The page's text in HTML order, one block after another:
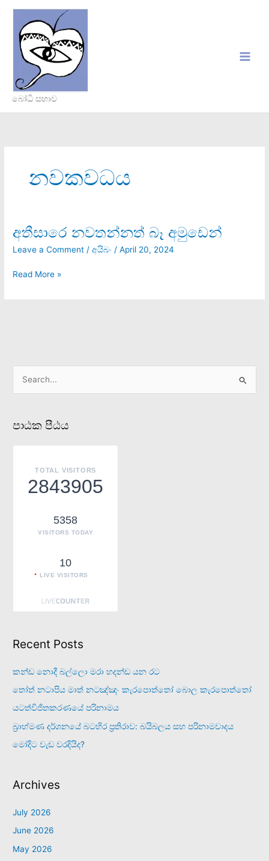
content
බෝධි සභාව
නවකවධය‍
අතීසාරෙ නවතන්නත් බෑ අමුඩෙන්
Leave a Comment /අයිබං /April 20, 2024
අතීසාරෙ
නවතන්නත්
බෑ
Read More »
r
c
පාඨක පීඨය
TOTAL VISITORS
2843905
5358
VISITORS TODAY
10
LIVE VISITORS
Recent Posts
කන්ඩ නොදී බල්ලො මරා හදන්ඩ යන රට
තෝත් නටාපිය මාත් නටඤ්ඤං කැරපොත්තෝ බොල කැරපොත්තෝ
යටත්විජිතකරණයේ පරිනාමය
බ්‍රාහ්මණ දර්ශනයේ බටහිර ප්‍රතිරාව: බයිබලය සහ පරිනාමවාදය
මෝදිට වැඩ වරදියිද?
Archives
July 2026
June 2026
May 2026